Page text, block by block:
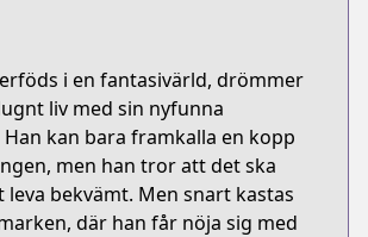
i en fantasivärld, drömmer
liv med sin nyfunna
kan bara framkalla en kopp
men han tror att det ska
leva bekvämt. Men snart kastas
där han får nöja sig med